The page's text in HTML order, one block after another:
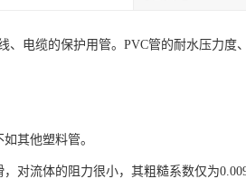
、电缆的保护用管。PVC管的耐水压力
其他塑料管。
对流体的阻力很小，其粗糙系数仅为